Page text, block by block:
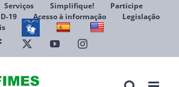
Serviços Simplifique!
Participe
19
Acesso à informação
Legislação
Facebook YouTubeInstagram